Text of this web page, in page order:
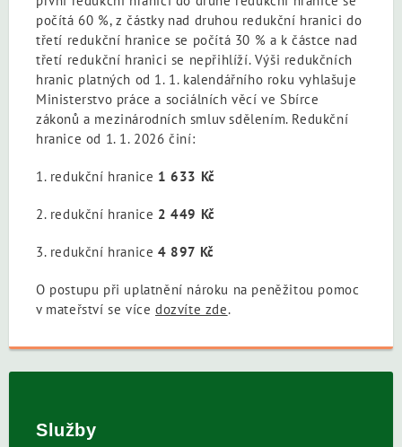
počítá 60 %, z částky nad druhou redukční hranici do
třetí redukční hranice se počítá 30 % a k částce nad
třetí redukční hranici se nepřihlíží. Výši redukčních
hranic platných od 1. 1. kalendářního roku vyhlašuje
Ministerstvo práce a sociálních věcí ve Sbírce
zákonů a mezinárodních smluv sdělením. Redukční
hranice od 1. 1. 2026 činí:
1. redukční hranice 1 633 Kč
2. redukční hranice 2 449 Kč
3. redukční hranice 4 897 Kč
O postupu při uplatnění nároku na peněžitou pomoc
v mateřství se více dozvíte zde.
Služby